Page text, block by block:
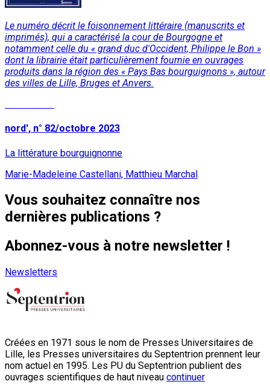
Le numéro décrit le foisonnement littéraire (manuscrits et
imprimés), qui a caractérisé la cour de Bourgogne et
notamment celle du « grand duc d'Occident, Philippe le Bon »
dont la librairie était particulièrement fournie en ouvrages
produits dans la région des « Pays Bas bourguignons », autour
des villes de Lille, Bruges et Anvers.
nord', n° 82/octobre 2023
La littérature bourguignonne
Marie-Madeleine Castellani, Matthieu Marchal
Vous souhaitez connaître nos
dernières publications ?
Abonnez-vous à notre newsletter !
Newsletters
Créées en 1971 sous le nom de Presses Universitaires de
Lille, les Presses universitaires du Septentrion prennent leur
nom actuel en 1995. Les PU du Septentrion publient des
ouvrages scientifiques de haut niveau continuer